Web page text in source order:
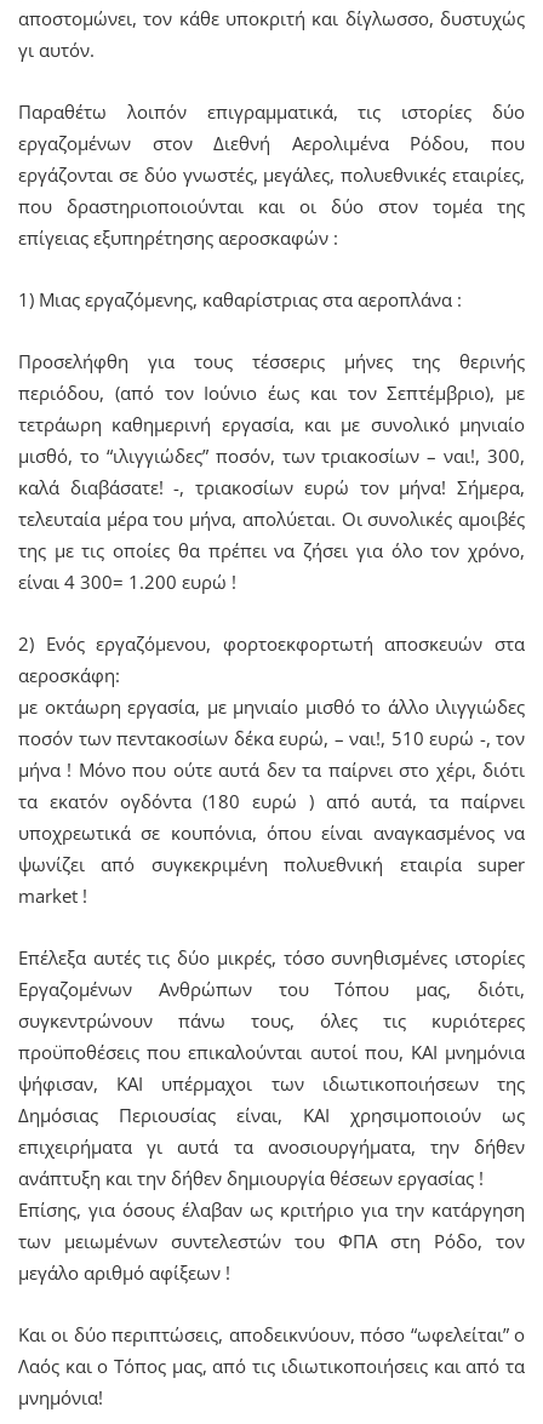
αποστομώνει, τον κάθε υποκριτή και δίγλωσσο, δυστυχώς
γι αυτόν.
Παραθέτω λοιπόν επιγραμματικά, τις ιστορίες δύο
εργαζομένων στον Διεθνή Αερολιμένα Ρόδου, που
εργάζονται σε δύο γνωστές, μεγάλες, πολυεθνικές εταιρίες,
που δραστηριοποιούνται και οι δύο στον τομέα της
επίγειας εξυπηρέτησης αεροσκαφών :
1) Μιας εργαζόμενης, καθαρίστριας στα αεροπλάνα :
Προσελήφθη για τους τέσσερις μήνες της θερινής
περιόδου, (από τον Ιούνιο έως και τον Σεπτέμβριο), με
τετράωρη καθημερινή εργασία, και με συνολικό μηνιαίο
μισθό, το “ιλιγγιώδες” ποσόν, των τριακοσίων – ναι!, 300,
καλά διαβάσατε! -, τριακοσίων ευρώ τον μήνα! Σήμερα,
τελευταία μέρα του μήνα, απολύεται. Οι συνολικές αμοιβές
της με τις οποίες θα πρέπει να ζήσει για όλο τον χρόνο,
είναι 4 300= 1.200 ευρώ !
2) Ενός εργαζόμενου, φορτοεκφορτωτή αποσκευών στα
αεροσκάφη:
με οκτάωρη εργασία, με μηνιαίο μισθό το άλλο ιλιγγιώδες
ποσόν των πεντακοσίων δέκα ευρώ, – ναι!, 510 ευρώ -, τον
μήνα ! Μόνο που ούτε αυτά δεν τα παίρνει στο χέρι, διότι
τα εκατόν ογδόντα (180 ευρώ ) από αυτά, τα παίρνει
υποχρεωτικά σε κουπόνια, όπου είναι αναγκασμένος να
ψωνίζει από συγκεκριμένη πολυεθνική εταιρία super
market !
Επέλεξα αυτές τις δύο μικρές, τόσο συνηθισμένες ιστορίες
Εργαζομένων Ανθρώπων του Τόπου μας, διότι,
συγκεντρώνουν πάνω τους, όλες τις κυριότερες
προϋποθέσεις που επικαλούνται αυτοί που, ΚΑΙ μνημόνια
ψήφισαν, ΚΑΙ υπέρμαχοι των ιδιωτικοποιήσεων της
Δημόσιας Περιουσίας είναι, ΚΑΙ χρησιμοποιούν ως
επιχειρήματα γι αυτά τα ανοσιουργήματα, την δήθεν
ανάπτυξη και την δήθεν δημιουργία θέσεων εργασίας !
Επίσης, για όσους έλαβαν ως κριτήριο για την κατάργηση
των μειωμένων συντελεστών του ΦΠΑ στη Ρόδο, τον
μεγάλο αριθμό αφίξεων !
Και οι δύο περιπτώσεις, αποδεικνύουν, πόσο “ωφελείται” ο
Λαός και ο Τόπος μας, από τις ιδιωτικοποιήσεις και από τα
μνημόνια!